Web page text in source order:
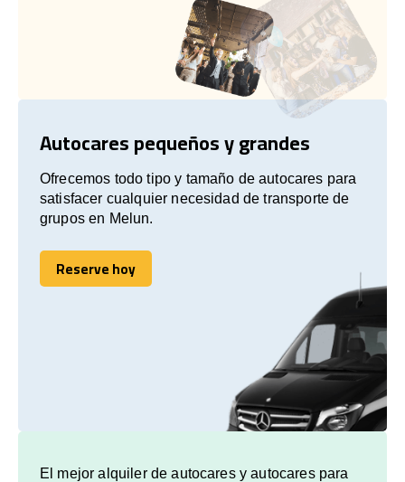
Autocares pequeños y grandes
Ofrecemos todo tipo y tamaño de autocares para
satisfacer cualquier necesidad de transporte de
grupos en Melun.
Reserve hoy
Reserve hoy
El mejor alquiler de autocares y autocares para